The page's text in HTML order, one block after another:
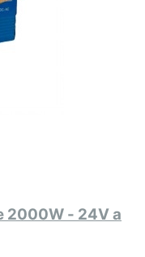
2000W - 24V a